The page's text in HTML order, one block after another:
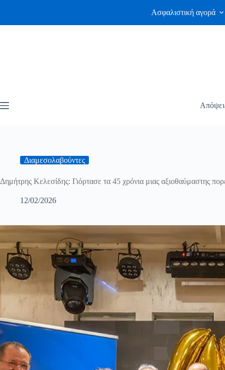
Ασφαλιστική αγορά
Διαμεσολαβούντες
Δημήτρης Κελεσίδης: Γιόρτασε τα 45 χρόνια μιας αξιοθαύμαστης
12/02/2026